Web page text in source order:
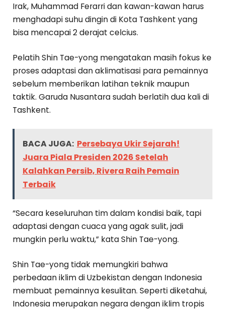
Irak, Muhammad Ferarri dan kawan-kawan harus
menghadapi suhu dingin di Kota Tashkent yang
bisa mencapai 2 derajat celcius.
Pelatih Shin Tae-yong mengatakan masih fokus ke
proses adaptasi dan aklimatisasi para pemainnya
sebelum memberikan latihan teknik maupun
taktik. Garuda Nusantara sudah berlatih dua kali di
Tashkent.
BACA JUGA: Persebaya Ukir Sejarah!
Juara Piala Presiden 2026 Setelah
Kalahkan Persib, Rivera Raih Pemain
Terbaik
“Secara keseluruhan tim dalam kondisi baik, tapi
adaptasi dengan cuaca yang agak sulit, jadi
mungkin perlu waktu,” kata Shin Tae-yong.
Shin Tae-yong tidak memungkiri bahwa
perbedaan iklim di Uzbekistan dengan Indonesia
membuat pemainnya kesulitan. Seperti diketahui,
Indonesia merupakan negara dengan iklim tropis